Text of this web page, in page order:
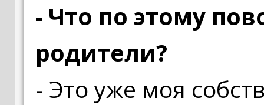
- Что по этому
родители?
- Это уже моя